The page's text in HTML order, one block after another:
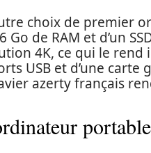
choix de premier
de RAM et d’un
4K, ce qui le
USB et d’une carte
azerty français